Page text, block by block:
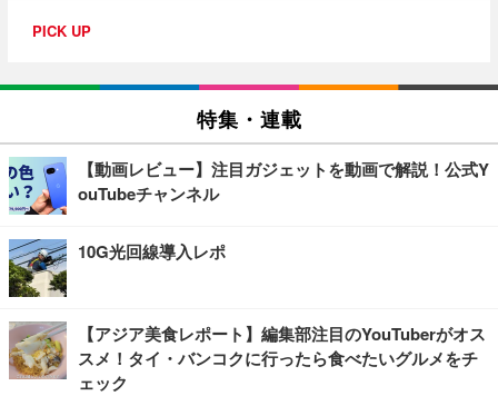
PICK UP
特集・連載
【動画レビュー】注目ガジェットを動画で解説！公式Y
ouTubeチャンネル
10G光回線導入レポ
【アジア美食レポート】編集部注目のYouTuberがオス
スメ！タイ・バンコクに行ったら食べたいグルメをチ
ェック